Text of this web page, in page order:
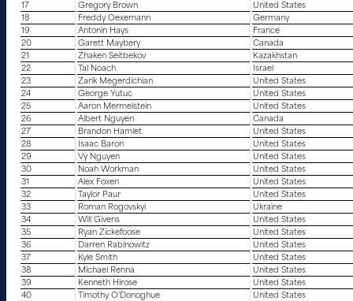
17
Gregory Brown
United States
18
Freddy Oexemann
Germany
19
Antonin Hays
France
20
Garett Maybery
Canada
21
Zhaken Seitbekov
Kazakhstan
22
Tal Noach
Israel
23
Zarik Megerdichian
United States
24
George Yutuc
United States
25
Aaron Mermelstein
United States
26
Albert Nguyen
Canada
27
Brandon Hamlet
United States
28
Isaac Baron
United States
29
Vy Nguyen
United States
30
Noah Workman
United States
31
Alex Foxen
United States
32
Taylor Paur
United States
33
Roman Rogovskyi
Ukraine
34
Will Givens
United States
35
Ryan Zickefoose
United States
36
Darren Rabinowitz
United States
37
Kyle Smith
United States
38
Michael Renna
United States
39
Kenneth Hirose
United States
40
Timothy O’Donoghue
United States